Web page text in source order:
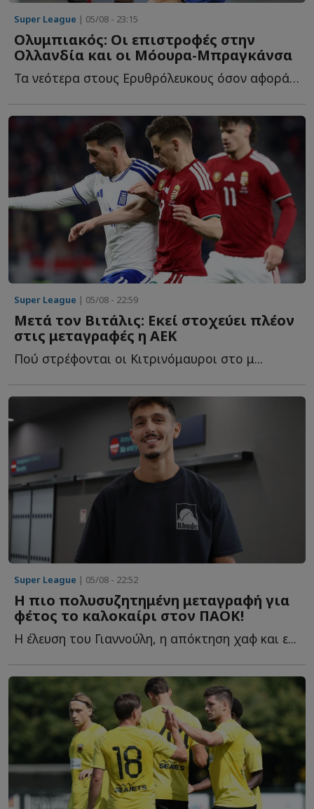
Super League | 05/08 - 23:15
Ολυμπιακός: Οι επιστροφές στην
Ολλανδία και οι Μόουρα-Μπραγκάνσα
Τα νεότερα στους Ερυθρόλευκους όσον αφορά στα μεταγραφικά, α...
Super League | 05/08 - 22:59
Μετά τον Βιτάλις: Εκεί στοχεύει πλέον
στις μεταγραφές η ΑΕΚ
Πού στρέφονται οι Κιτρινόμαυροι στο μ...
Super League | 05/08 - 22:52
Η πιο πολυσυζητημένη μεταγραφή για
φέτος το καλοκαίρι στον ΠΑΟΚ!
Η έλευση του Γιαννούλη, η απόκτηση χαφ και ε...